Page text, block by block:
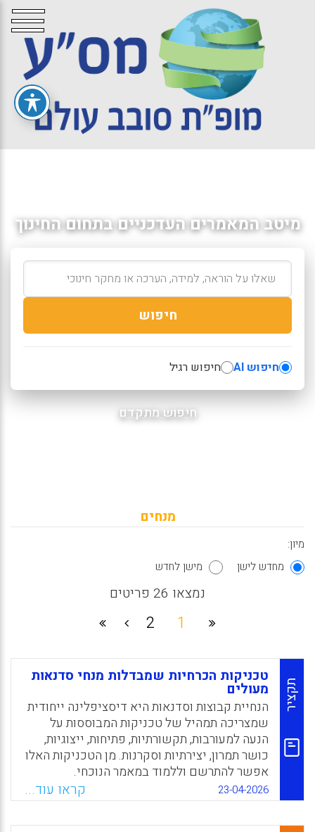
מיטב המאמרים העדכניים בתחום החינוך
חיפוש
חיפוש AI חיפוש רגיל
חיפוש מתקדם
מנחים
מיון:
מחדש לישן
מישן לחדש
נמצאו 26 פריטים
1
2
תקציר
טכניקות הכרחיות שמבדלות מנחי סדנאות
מעולים
הנחיית קבוצות וסדנאות היא דיסציפלינה ייחודית
שמצריכה תמהיל של טכניקות המבוססות על
הנעה למעורבות, תקשורתיות, פתיחות, ייצוגיות,
כושר תמרון, יצירתיות וסקרנות. מן הטכניקות האלו
אפשר להתרשם וללמוד במאמר הנוכחי.
WhatsApp
Facebook
Email
X 23-04-2026 קראו עוד...